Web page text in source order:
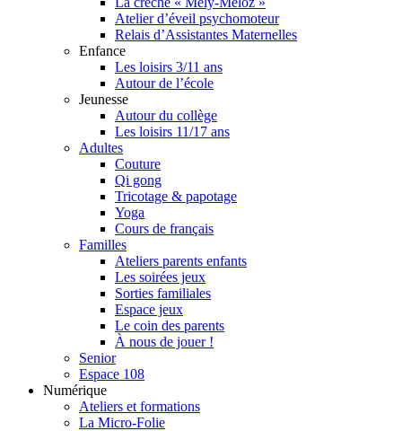
Atelier d’éveil psychomoteur
Relais d’Assistantes Maternelles
Enfance
Les loisirs 3/11 ans
Autour de l’école
Jeunesse
Autour du collège
Les loisirs 11/17 ans
Adultes
Couture
Qi gong
Tricotage & papotage
Yoga
Cours de français
Familles
Ateliers parents enfants
Les soirées jeux
Sorties familiales
Espace jeux
Le coin des parents
À nous de jouer !
Senior
Espace 108
Numérique
Ateliers et formations
La Micro-Folie